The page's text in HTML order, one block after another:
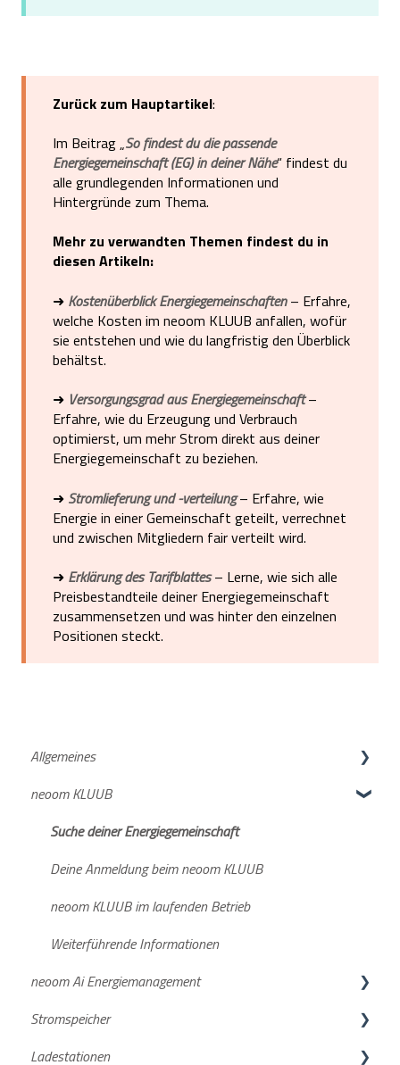
Zurück zum Hauptartikel:
Im Beitrag „So findest du die passende
Energiegemeinschaft (EG) in deiner Nähe“ findest du
alle grundlegenden Informationen und
Hintergründe zum Thema.
Mehr zu verwandten Themen findest du in
diesen Artikeln:
➜ Kostenüberblick Energiegemeinschaften– Erfahre,
welche Kosten im neoom KLUUB anfallen, wofür
sie entstehen und wie du langfristig den Überblick
behältst.
➜ Versorgungsgrad aus Energiegemeinschaft–
Erfahre, wie du Erzeugung und Verbrauch
optimierst, um mehr Strom direkt aus deiner
Energiegemeinschaft zu beziehen.
➜ Stromlieferung und -verteilung– Erfahre, wie
Energie in einer Gemeinschaft geteilt, verrechnet
und zwischen Mitgliedern fair verteilt wird.
➜ Erklärung des Tarifblattes– Lerne, wie sich alle
Preisbestandteile deiner Energiegemeinschaft
zusammensetzen und was hinter den einzelnen
Positionen steckt.
Allgemeines
neoom APP
Netzanmeldung
neoom KLUUB
Suche deiner Energiegemeinschaft
Deine Anmeldung beim neoom KLUUB
neoom KLUUB im laufenden Betrieb
Weiterführende Informationen
neoom Ai Energiemanagement
Neuigkeiten und wichtige Infos
Funktionsbeschreibungen
Stromspeicher
KJUUBE NEA / Solax
Ladestationen